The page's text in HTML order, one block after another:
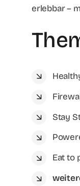
erlebbar –
Stay
Eat to